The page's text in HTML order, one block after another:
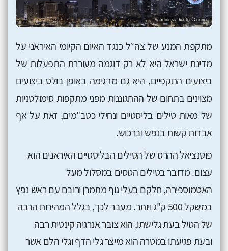
מתקפת המנע של צה״ל כנגד האיום הקיומי האיראני על
מדינת ישראל היא לא רק דוגמה מעוררת התפעלות של
ביצועים התקפיים, היא גם מדגימה באופן בולט ביצועים
מצוינים בתחום של ההתגוננות מפני מתקפות סימולטניות
של מאות טילים בליסטיים ונחילי כטב"מים, זאת על אף
אבדות קשות בנפש וברכוש.
פוטנציאל ההרס של הטילים הבליסטיים האיראנים הוא
עצום. מדובר בטילים הטסים במסלול מעל
האטמוספירה, חלקם בעלי גוף מתמרן ורובם עם ראש נפץ
במשקל 500 ק"ג ויותר. מעבר לכך, בגלל המהירות הרבה
של הטיל בעת גלישתו, הוא צובר אנרגיה קינטית רבה
ובעת פגיעתו במטרה הוא מייצר גלי הדף וגלי הלם אשר